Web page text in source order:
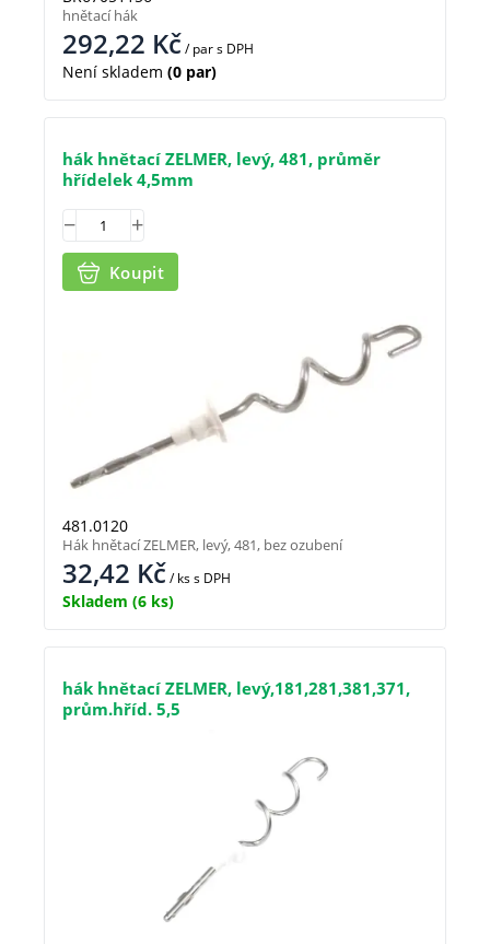
292,22 Kč/ pars DPH
Není skladem (0 par)
hnětací hák
hák hnětací ZELMER, levý, 481, průměr
hřídelek 4,5mm
481.0120
32,42 Kč/ kss DPH
Skladem (6 ks)
Koupit
Hák hnětací ZELMER, levý, 481, bez ozubení
hák hnětací ZELMER, levý,181,281,381,371,
prům.hříd. 5,5